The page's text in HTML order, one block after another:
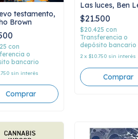
testamento,
Brown
con
o
bancario
sin interés
Las luces, Ben
$21.500
$20.425 con
Transferencia o
depósito bancario
2 x $10.750 sin interés